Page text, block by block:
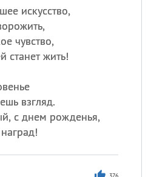
искусство,
чувство,
станет жить!
взгляд.
с днем рожденья,